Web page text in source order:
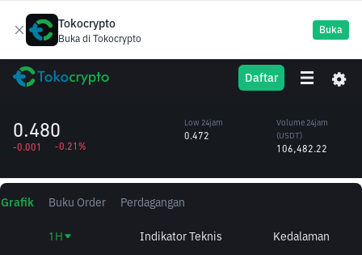
Tokocrypto
Buka di Tokocrypto
Buka
Daftar
SANTOS
Santos FC Fan
Token
0.480
-0.001 -0.21%
Low 24jam
0.472
Volume 24jam
(SANTOS)
Volume 24jam
(USDT)
106,482.22
Grafik Buku Order Perdagangan
1H Indikator Teknis Kedalaman